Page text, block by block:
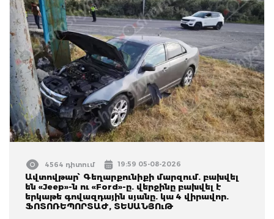
4564 դիտում 19:59 05-08-2026
Ավտովթար՝ Գեղարքունիքի մարզում. բախվել
են «Jeep»-ն ու «Ford»-ը. վերջինը բախվել է
երկաթե գովազդային սյանը. կա 4 վիրավոր.
ՖՈՏՈՌԵՊՈՐՏԱԺ, ՏԵՍԱՆՅՈւԹ